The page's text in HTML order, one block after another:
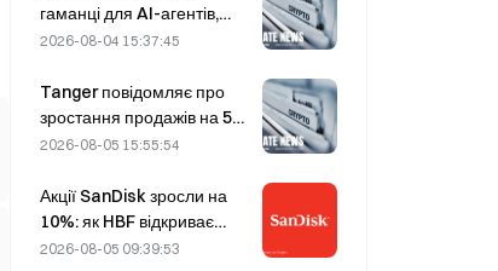
гаманці для AI-агентів,
щоб забезпечити
API 4 серпня
2026-08-04 15:37:45
Tanger повідомляє про
зростання продажів на 5%
завдяки туризму під час
липні
2026-08-05 15:55:54
Акції SanDisk зросли на
10%: як HBF відкриває
новий цикл розвитку AI-
2026-08-05 09:39:53